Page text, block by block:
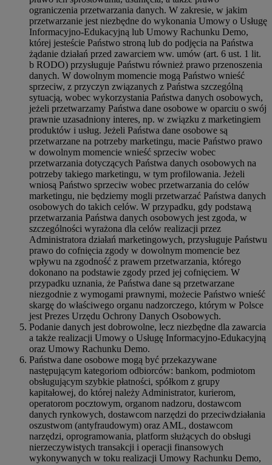
ograniczenia przetwarzania danych. W zakresie, w jakim
przetwarzanie jest niezbędne do wykonania Umowy o Usługę
Informacyjno-Edukacyjną lub Umowy Rachunku Demo,
której jesteście Państwo stroną lub do podjęcia na Państwa
żądanie działań przed zawarciem ww. umów (art. 6 ust. 1 lit.
b RODO) przysługuje Państwu również prawo przenoszenia
danych. W dowolnym momencie mogą Państwo wnieść
sprzeciw, z przyczyn związanych z Państwa szczególną
sytuacją, wobec wykorzystania Państwa danych osobowych,
jeżeli przetwarzamy Państwa dane osobowe w oparciu o swój
prawnie uzasadniony interes, np. w związku z marketingiem
produktów i usług. Jeżeli Państwa dane osobowe są
przetwarzane na potrzeby marketingu, macie Państwo prawo
w dowolnym momencie wnieść sprzeciw wobec
przetwarzania dotyczących Państwa danych osobowych na
potrzeby takiego marketingu, w tym profilowania. Jeżeli
wniosą Państwo sprzeciw wobec przetwarzania do celów
marketingu, nie będziemy mogli przetwarzać Państwa danych
osobowych do takich celów. W przypadku, gdy podstawą
przetwarzania Państwa danych osobowych jest zgoda, w
szczególności wyrażona dla celów realizacji przez
Administratora działań marketingowych, przysługuje Państwu
prawo do cofnięcia zgody w dowolnym momencie bez
wpływu na zgodność z prawem przetwarzania, którego
dokonano na podstawie zgody przed jej cofnięciem. W
przypadku uznania, że Państwa dane są przetwarzane
niezgodnie z wymogami prawnymi, możecie Państwo wnieść
skargę do właściwego organu nadzorczego, którym w Polsce
jest Prezes Urzędu Ochrony Danych Osobowych.
Podanie danych jest dobrowolne, lecz niezbędne dla zawarcia
a także realizacji Umowy o Usługę Informacyjno-Edukacyjną
oraz Umowy Rachunku Demo.
Państwa dane osobowe mogą być przekazywane
następującym kategoriom odbiorców: bankom, podmiotom
obsługującym szybkie płatności, spółkom z grupy
kapitałowej, do której należy Administrator, kurierom,
operatorom pocztowym, organom nadzoru, dostawcom
danych rynkowych, dostawcom narzędzi do przeciwdziałania
oszustwom (antyfraudowym) oraz AML, dostawcom
narzędzi, oprogramowania, platform służących do obsługi
nierzeczywistych transakcji i operacji finansowych
wykonywanych w toku realizacji Umowy Rachunku Demo,